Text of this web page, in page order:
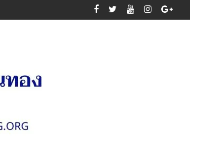
รวบคาเพชรเกษม ยึดไอซ์ 1.1 กก. ยาบ้า 61 เม็ด สารภาพรับจ้างส่งยา